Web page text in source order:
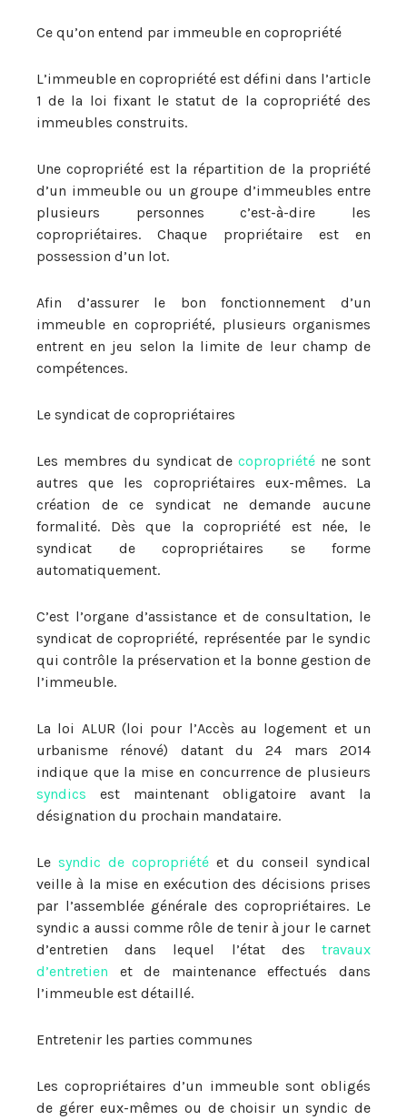
Ce qu’on entend par immeuble en copropriété
L’immeuble en copropriété est défini dans l’article
1 de la loi fixant le statut de la copropriété des
immeubles construits.
Une copropriété est la répartition de la propriété
d’un immeuble ou un groupe d’immeubles entre
plusieurs personnes c’est-à-dire les
copropriétaires. Chaque propriétaire est en
possession d’un lot.
Afin d’assurer le bon fonctionnement d’un
immeuble en copropriété, plusieurs organismes
entrent en jeu selon la limite de leur champ de
compétences.
Le syndicat de copropriétaires
Les membres du syndicat decopropriété ne sont
autres que les copropriétaires eux-mêmes. La
création de ce syndicat ne demande aucune
formalité. Dès que la copropriété est née, le
syndicat de copropriétaires se forme
automatiquement.
C’est l’organe d’assistance et de consultation, le
syndicat de copropriété, représentée par le syndic
qui contrôle la préservation et la bonne gestion de
l’immeuble.
La loi ALUR (loi pour l’Accès au logement et un
urbanisme rénové) datant du 24 mars 2014
indique que la mise en concurrence de plusieurs
syndics est maintenant obligatoire avant la
désignation du prochain mandataire.
Le syndic de copropriété et du conseil syndical
veille à la mise en exécution des décisions prises
par l’assemblée générale des copropriétaires. Le
syndic a aussi comme rôle de tenir à jour le carnet
d’entretien dans lequel l’état des travaux
d’entretien et de maintenance effectués dans
l’immeuble est détaillé.
Entretenir les parties communes
Les copropriétaires d’un immeuble sont obligés
de gérer eux-mêmes ou de choisir un syndic de